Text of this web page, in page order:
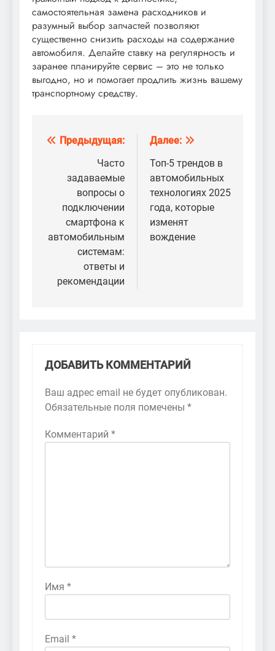
самостоятельная замена расходников и
разумный выбор запчастей позволяют
существенно снизить расходы на содержание
автомобиля. Делайте ставку на регулярность и
заранее планируйте сервис – это не только
выгодно, но и помогает продлить жизнь вашему
транспортному средству.
Навигация
записям
Предыдущая:
Часто
задаваемые
вопросы о
подключении
смартфона к
автомобильным
системам:
ответы и
рекомендации
Далее:
Топ-5 трендов в
автомобильных
технологиях 2025
года, которые
изменят
вождение
ДОБАВИТЬ КОММЕНТАРИЙ
Ваш адрес email не будет опубликован.
Обязательные поля помечены *
Комментарий *
Имя *
Email *